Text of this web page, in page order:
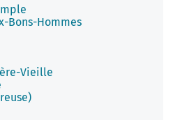
Bons-Hommes
Vieille